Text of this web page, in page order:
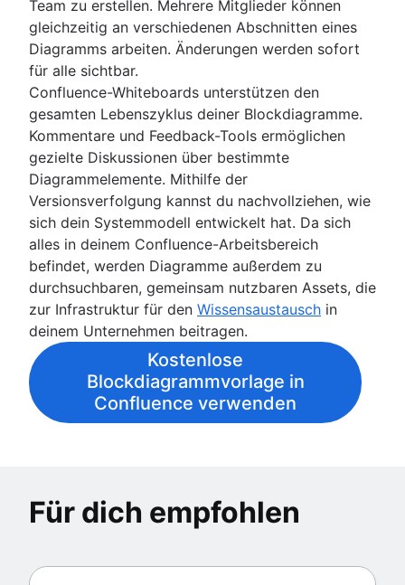
Team zu erstellen. Mehrere Mitglieder können
gleichzeitig an verschiedenen Abschnitten eines
Diagramms arbeiten. Änderungen werden sofort
für alle sichtbar.
Confluence-Whiteboards unterstützen den
gesamten Lebenszyklus deiner Blockdiagramme.
Kommentare und Feedback-Tools ermöglichen
gezielte Diskussionen über bestimmte
Diagrammelemente. Mithilfe der
Versionsverfolgung kannst du nachvollziehen, wie
sich dein Systemmodell entwickelt hat. Da sich
alles in deinem Confluence-Arbeitsbereich
befindet, werden Diagramme außerdem zu
durchsuchbaren, gemeinsam nutzbaren Assets, die
zur Infrastruktur für den Wissensaustausch in
deinem Unternehmen beitragen.
Kostenlose
Blockdiagrammvorlage in
Confluence verwenden
Für dich empfohlen